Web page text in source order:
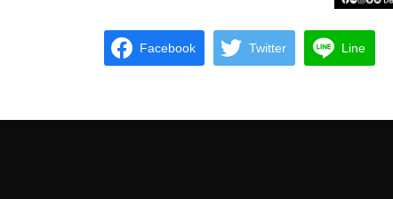
Facebook Twitter Line